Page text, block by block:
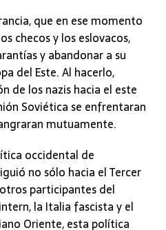
que en ese momento
checos y los eslovacos,
y abandonar a su
del Este. Al hacerlo,
de los nazis hacia el este
Soviética se enfrentaran
mutuamente.
occidental de
no sólo hacia el Tercer
participantes del
la Italia fascista y el
Oriente, esta política